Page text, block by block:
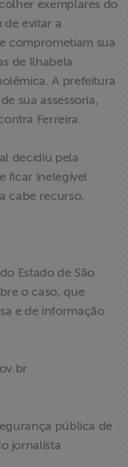
exemplares do
de evitar a
comprometiam sua
de Ilhabela
A prefeitura
sua assessoria,
Ferreira.
decidiu pela
ficar inelegível
cabe recurso.
Estado de São
o caso, que
e de informação
pública de
jornalista